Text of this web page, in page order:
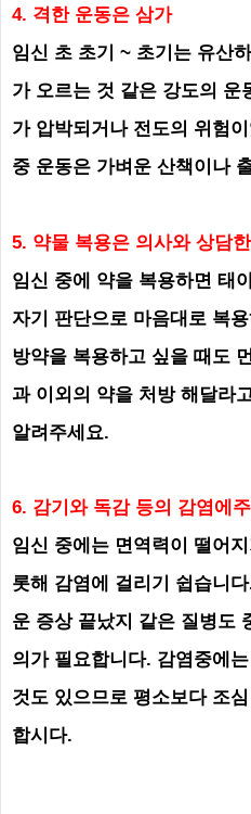
4. 격한 운동은 삼가
임신 초 초기 ~ 초기는 유산
가 오르는 것 같은 강도의 운
가 압박되거나 전도의 위험
중 운동은 가벼운 산책이나
5. 약물 복용은 의사와 상담
임신 중에 약을 복용하면 태
자기 판단으로 마음대로 복
방약을 복용하고 싶을 때도
과 이외의 약을 처방 해달라
알려주세요.
6. 감기와 독감 등의 감염에
임신 중에는 면역력이 떨어
롯해 감염에 걸리기 쉽습니
운 증상 끝났지 같은 질병도
의가 필요합니다. 감염중에
것도 있으므로 평소보다 조
합시다.